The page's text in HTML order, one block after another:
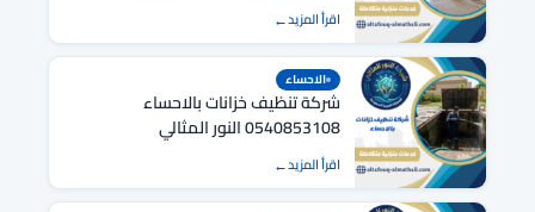
اقرأ المزيد
الاحساء
شركة تنظيف خزانات بالاحساء
0540853108 النور المثالي
اقرأ المزيد